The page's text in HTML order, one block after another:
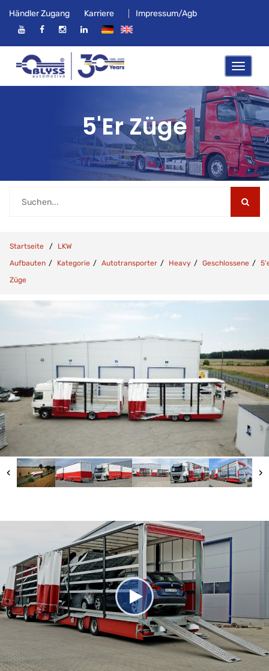
Händler Zugang Karriere Impressum/Agb
5'er Züge
Startseite
LKW
Aufbauten
Kategorie Autotransporter Heavy Geschlossene
Züge
‹ ›